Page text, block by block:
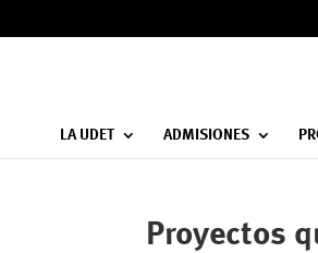
LA UDET ADMISIONES
Proyectos